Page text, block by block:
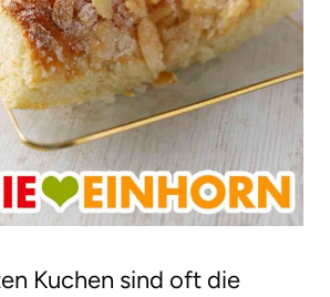
Kuchen sind oft die